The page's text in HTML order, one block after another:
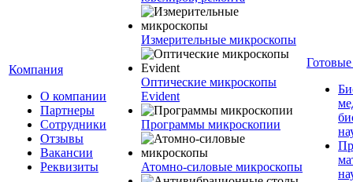
Компания
О компании
Партнеры
Сотрудники
Отзывы
Вакансии
Реквизиты
Измерительные микроскопы
Оптические микроскопы
Evident
Программы микроскопии
Атомно-силовые микроскопы